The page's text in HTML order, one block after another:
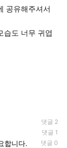
공유해주셔서
습도 너무 귀엽
댓글 2
댓글 1
합니다. 댓글 0